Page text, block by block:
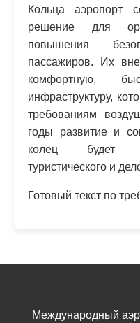
Кольца аэропорт
решение для
повышения
пассажиров. Их
комфортную,
инфраструктуру,
требованиям
годы развитие и
колец будет
туристического и
Готовый текст по
Международный